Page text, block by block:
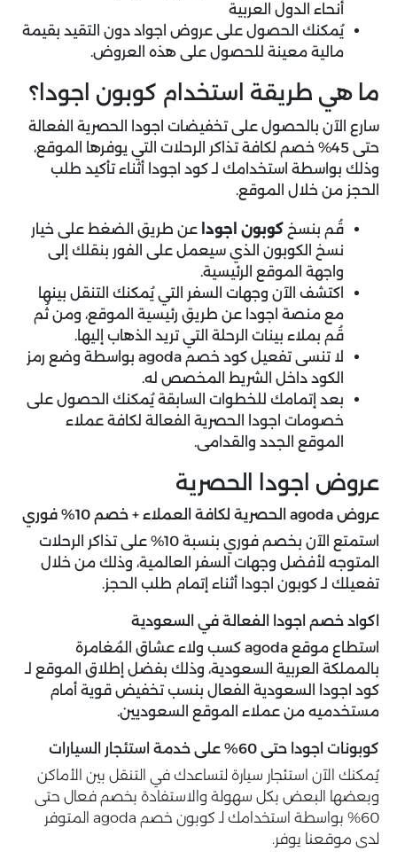
أنحاء الدول العربية
يُمكنك الحصول على عروض اجواد دون التقيد بقيمة
مالية معينة للحصول على هذه العروض.
ما هي طريقة استخدام كوبون اجودا؟
سارع الآن بالحصول على تخفيضات اجودا الحصرية الفعالة
حتى 45% خصم لكافة تذاكر الرحلات التي يوفرها الموقع،
وذلك بواسطة استخدامك لـ كود اجودا أثناء تأكيد طلب
الحجز من خلال الموقع.
قُم بنسخ كوبون اجودا عن طريق الضغط على خيار
نسخ الكوبون الذي سيعمل على الفور بنقلك إلى
واجهة الموقع الرئيسية.
اكتشف الآن وجهات السفر التي يُمكنك التنقل بينها
مع منصة اجودا عن طريق رئيسية الموقع، ومن ثُم
قُم بملاء بينات الرحلة التي تريد الذهاب إليها.
لا تنسى تفعيل كود خصم agoda بواسطة وضع رمز
الكود داخل الشريط المخصص له.
بعد إتمامك للخطوات السابقة يُمكنك الحصول على
خصومات اجودا الحصرية الفعالة لكافة عملاء
الموقع الجدد والقدامى.
عروض اجودا الحصرية
عروض agoda الحصرية لكافة العملاء + خصم 10% فوري
استمتع الآن بخصم فوري بنسبة 10% على تذاكر الرحلات
المتوجه لأفضل وجهات السفر العالمية، وذلك من خلال
تفعيلك لـ كوبون اجودا أثناء إتمام طلب الحجز.
اكواد خصم اجودا الفعالة في السعودية
استطاع موقع agoda كسب ولاء عشاق المُغامرة
بالمملكة العربية السعودية، وذلك بفضل إطلاق الموقع لـ
كود اجودا السعودية الفعال بنسب تخفيض قوية أمام
مستخدميه من عملاء الموقع السعوديين.
كوبونات اجودا حتى 60% على خدمة استئجار السيارات
يُمكنك الآن استئجار سيارة لتساعدك في التنقل بين الأماكن
وبعضها البعض بكل سهولة والاستفادة بخصم فعال حتى
60% بواسطة استخدامك لـ كوبون خصم agoda المتوفر
لدى موقعنا يوفر.